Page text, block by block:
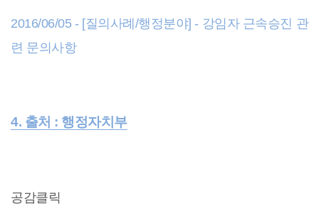
2016/06/05 - [질의사례/행정분야] - 강임자 근속승진 관
련 문의사항
4. 출처 : 행정자치부
공감클릭